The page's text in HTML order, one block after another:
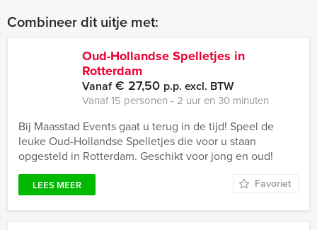
Combineer dit uitje met:
Oud-Hollandse Spelletjes in
Rotterdam
Vanaf€ 27,50 p.p. excl. BTW
Vanaf 15 personen ‐ 2 uur en 30 minuten
Bij Maasstad Events gaat u terug in de tijd! Speel de
leuke Oud-Hollandse Spelletjes die voor u staan
opgesteld in Rotterdam. Geschikt voor jong en oud!
LEES MEER Favoriet